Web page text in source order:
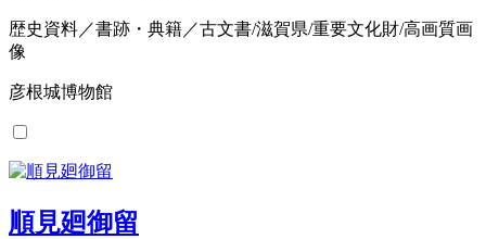
歴史資料／書跡・典籍／古文書/滋賀県/重要文化財/高画質画
像
彦根城博物館
順見廻御留